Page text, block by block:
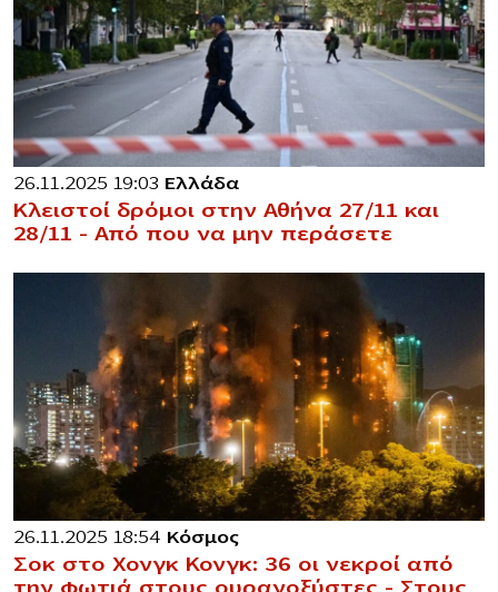
26.11.2025 19:03 Ελλάδα
Κλειστοί δρόμοι στην Αθήνα 27/11 και
28/11 – Από που να μην περάσετε
26.11.2025 18:54 Κόσμος
Σοκ στο Χονγκ Κονγκ: 36 οι νεκροί από
την φωτιά στους ουρανοξύστες – Στους